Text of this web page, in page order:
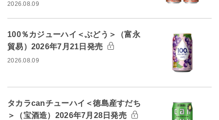
2026.08.09
100％カジューハイ＜ぶどう＞（富永
貿易）2026年7月21日発売
2026.08.09
タカラcanチューハイ＜徳島産すだち
＞（宝酒造）2026年7月28日発売